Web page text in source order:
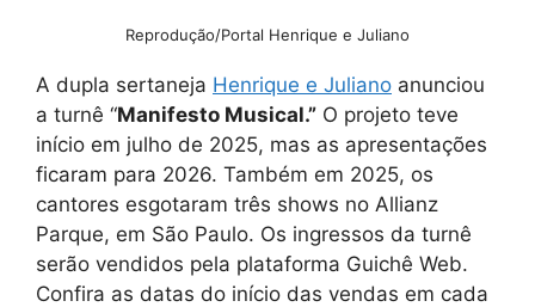
Reprodução/Portal Henrique e Juliano
A dupla sertaneja Henrique e Juliano anunciou
a turnê “Manifesto Musical.” O projeto teve
início em julho de 2025, mas as apresentações
ficaram para 2026. Também em 2025, os
cantores esgotaram três shows no Allianz
Parque, em São Paulo. Os ingressos da turnê
serão vendidos pela plataforma Guichê Web.
Confira as datas do início das vendas em cada